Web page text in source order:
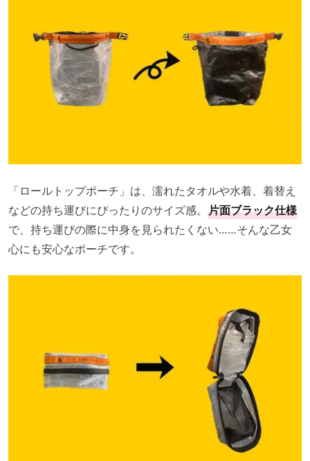
「ロールトップポーチ」は、濡れたタオルや水着、着替え
などの持ち運びにぴったりのサイズ感。 片面ブラック仕様
で、持ち運びの際に中身を見られたくない……そんな乙女
心にも安心なポーチです。